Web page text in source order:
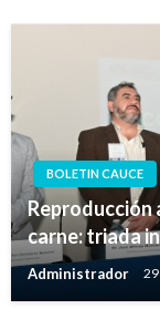
BOLETIN CAUCE
Reproducción
carne: triada
Administrador